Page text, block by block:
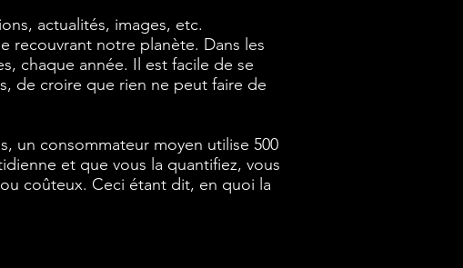
actualités, images, etc.
recouvrant notre planète. Dans les
chaque année. Il est facile de se
de croire que rien ne peut faire de
un consommateur moyen utilise 500
et que vous la quantifiez, vous
coûteux. Ceci étant dit, en quoi la